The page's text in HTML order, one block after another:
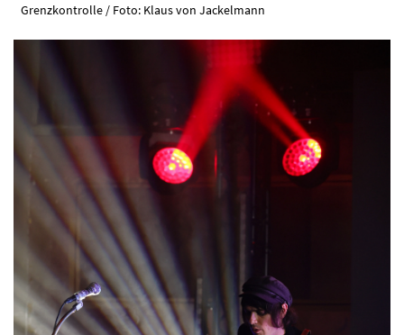
Grenzkontrolle / Foto: Klaus von Jackelmann